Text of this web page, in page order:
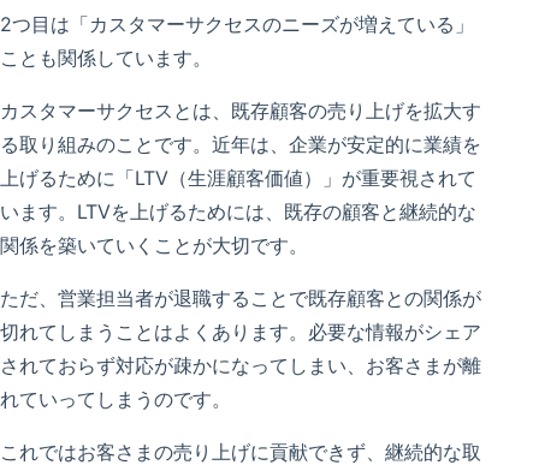
2つ目は「カスタマーサクセスのニーズが増えている」
ことも関係しています。
カスタマーサクセスとは、既存顧客の売り上げを拡大す
る取り組みのことです。近年は、企業が安定的に業績を
上げるために「LTV（生涯顧客価値）」が重要視されて
います。LTVを上げるためには、既存の顧客と継続的な
関係を築いていくことが大切です。
ただ、営業担当者が退職することで既存顧客との関係が
切れてしまうことはよくあります。必要な情報がシェア
されておらず対応が疎かになってしまい、お客さまが離
れていってしまうのです。
これではお客さまの売り上げに貢献できず、継続的な取